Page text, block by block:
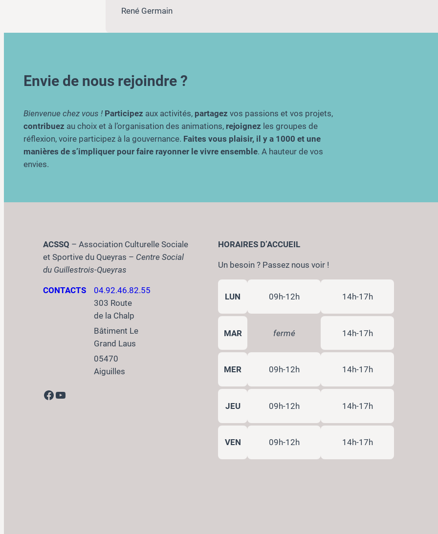
René Germain
Envie de nous rejoindre ?
Bienvenue chez vous ! Participez aux activités, partagez vos passions et vos projets,
contribuez au choix et à l’organisation des animations, rejoignez les groupes de
réflexion, voire participez à la gouvernance. Faites vous plaisir, il y a 1000 et une
manières de s’impliquer pour faire rayonner le vivre ensemble. A hauteur de vos
envies.
ACSSQ – Association Culturelle Sociale
et Sportive du Queyras – Centre Social
du Guillestrois-Queyras
CONTACTS
04.92.46.82.55
303 Route
de la Chalp
Bâtiment Le
Grand Laus
05470
Aiguilles
Facebook YouTube
HORAIRES D’ACCUEIL
Un besoin ? Passez nous voir !
LUN 09h-12h 14h-17h
MAR fermé 14h-17h
MER 09h-12h 14h-17h
JEU 09h-12h 14h-17h
VEN 09h-12h 14h-17h